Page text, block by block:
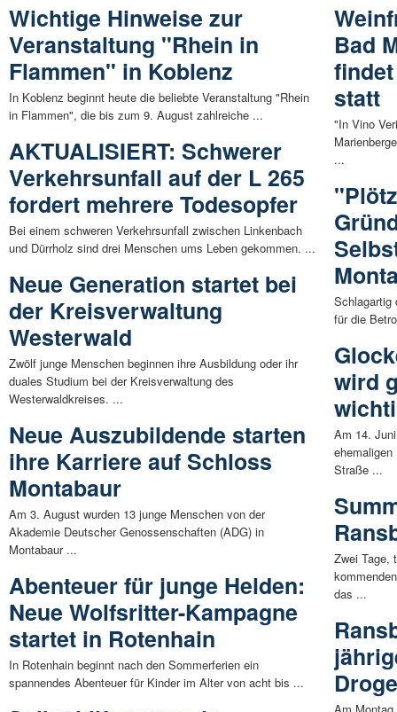
Wichtige Hinweise zur
Veranstaltung "Rhein in
Flammen" in Koblenz
In Koblenz beginnt heute die beliebte Veranstaltung "Rhein
in Flammen", die bis zum 9. August zahlreiche ...
AKTUALISIERT: Schwerer
Verkehrsunfall auf der L 265
fordert mehrere Todesopfer
Bei einem schweren Verkehrsunfall zwischen Linkenbach
und Dürrholz sind drei Menschen ums Leben gekommen. ...
Neue Generation startet bei
der Kreisverwaltung
Westerwald
Zwölf junge Menschen beginnen ihre Ausbildung oder ihr
duales Studium bei der Kreisverwaltung des
Westerwaldkreises. ...
Neue Auszubildende starten
ihre Karriere auf Schloss
Montabaur
Am 3. August wurden 13 junge Menschen von der
Akademie Deutscher Genossenschaften (ADG) in
Montabaur ...
Abenteuer für junge Helden:
Neue Wolfsritter-Kampagne
startet in Rotenhain
In Rotenhain beginnt nach den Sommerferien ein
spannendes Abenteuer für Kinder im Alter von acht bis ...
Bad
statt
"In Vino
...
Schlagartig
für die
wird
Am 14.
ehemaligen
Straße ...
Zwei Tage,
das ...
Am Montag